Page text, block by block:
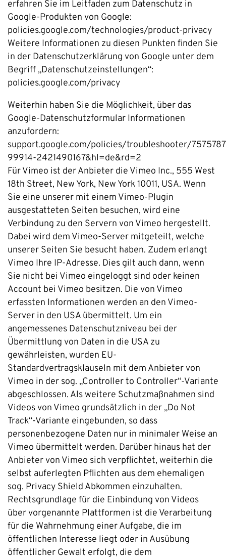
erfahren Sie im Leitfaden zum Datenschutz in
Google-Produkten von Google:
policies.google.com/technologies/product-privacy
Weitere Informationen zu diesen Punkten finden Sie
in der Datenschutzerklärung von Google unter dem
Begriff „Datenschutzeinstellungen“:
policies.google.com/privacy
Weiterhin haben Sie die Möglichkeit, über das
Google-Datenschutzformular Informationen
anzufordern:
support.google.com/policies/troubleshooter/7575787
99914-2421490167&hl=de&rd=2
Für Vimeo ist der Anbieter die Vimeo Inc., 555 West
18th Street, New York, New York 10011, USA. Wenn
Sie eine unserer mit einem Vimeo-Plugin
ausgestatteten Seiten besuchen, wird eine
Verbindung zu den Servern von Vimeo hergestellt.
Dabei wird dem Vimeo-Server mitgeteilt, welche
unserer Seiten Sie besucht haben. Zudem erlangt
Vimeo Ihre IP-Adresse. Dies gilt auch dann, wenn
Sie nicht bei Vimeo eingeloggt sind oder keinen
Account bei Vimeo besitzen. Die von Vimeo
erfassten Informationen werden an den Vimeo-
Server in den USA übermittelt. Um ein
angemessenes Datenschutzniveau bei der
Übermittlung von Daten in die USA zu
gewährleisten, wurden EU-
Standardvertragsklauseln mit dem Anbieter von
Vimeo in der sog. „Controller to Controller“-Variante
abgeschlossen. Als weitere Schutzmaßnahmen sind
Videos von Vimeo grundsätzlich in der „Do Not
Track“-Variante eingebunden, so dass
personenbezogene Daten nur in minimaler Weise an
Vimeo übermittelt werden. Darüber hinaus hat der
Anbieter von Vimeo sich verpflichtet, weiterhin die
selbst auferlegten Pflichten aus dem ehemaligen
sog. Privacy Shield Abkommen einzuhalten.
Rechtsgrundlage für die Einbindung von Videos
über vorgenannte Plattformen ist die Verarbeitung
für die Wahrnehmung einer Aufgabe, die im
öffentlichen Interesse liegt oder in Ausübung
öffentlicher Gewalt erfolgt, die dem